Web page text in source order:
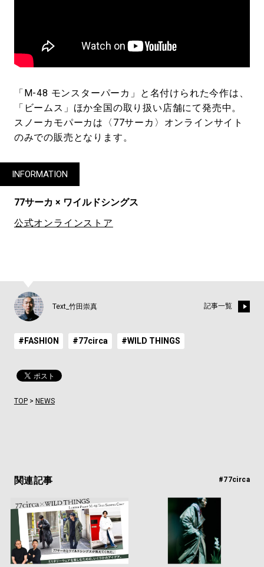
「M-48 モンスターパーカ」と名付けられた今作は、
「ビームス」ほか全国の取り扱い店舗にて発売中。
スノーカモパーカは〈77サーカ〉オンラインサイト
のみでの販売となります。
INFORMATION
77サーカ × ワイルドシングス
公式オンラインストア
Text_竹田崇真 記事一覧
#FASHION #77circa #WILD THINGS
TOP> NEWS
関連記事 #77circa